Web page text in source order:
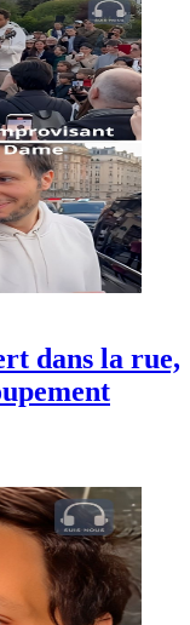
dans la rue,